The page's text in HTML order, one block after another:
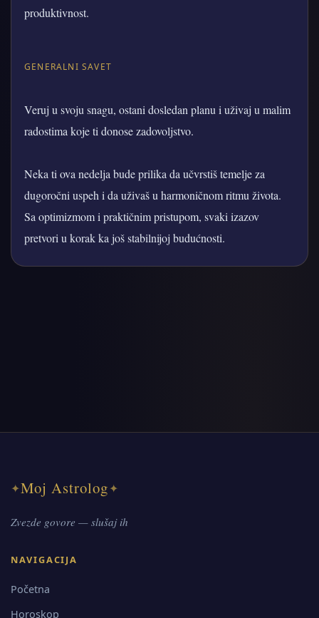
produktivnost.
GENERALNI SAVET
Veruj u svoju snagu, ostani dosledan planu i uživaj u malim
radostima koje ti donose zadovoljstvo.
Neka ti ova nedelja bude prilika da učvrstiš temelje za
dugoročni uspeh i da uživaš u harmoničnom ritmu života.
Sa optimizmom i praktičnim pristupom, svaki izazov
pretvori u korak ka još stabilnijoj budućnosti.
✦Moj Astrolog✦
Zvezde govore — slušaj ih
NAVIGACIJA
Početna
Horoskop